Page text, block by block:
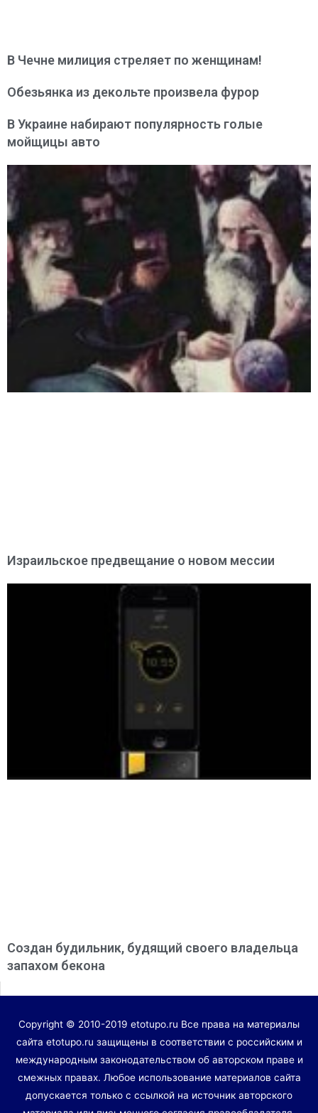
В Чечне милиция стреляет по женщинам!
Обезьянка из декольте произвела фурор
В Украине набирают популярность голые
мойщицы авто
Израильское предвещание о новом мессии
Создан будильник, будящий своего владельца
запахом бекона
Copyright © 2010-2019 etotupo.ru Все права на материалы
сайта etotupo.ru защищены в соответствии с российским и
международным законодательством об авторском праве и
смежных правах. Любое использование материалов сайта
допускается только с ссылкой на источник авторского